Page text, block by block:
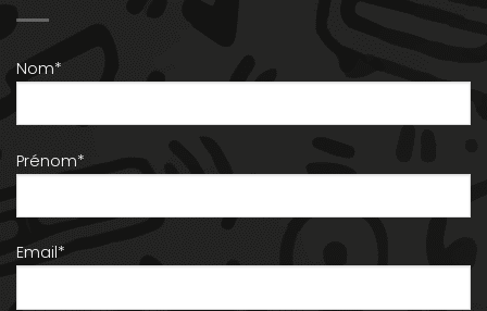
Nom*
Prénom*
Email*